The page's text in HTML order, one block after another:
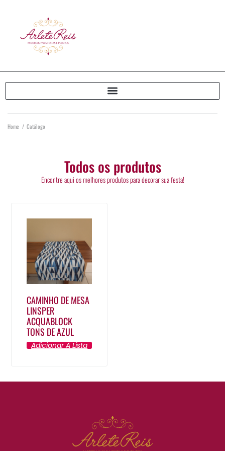
Home / Catálogo
Todos os produtos
Encontre aqui os melhores produtos para decorar sua festa!
CAMINHO DE MESA
LINSPER
ACQUABLOCK
TONS DE AZUL
Adicionar À Lista